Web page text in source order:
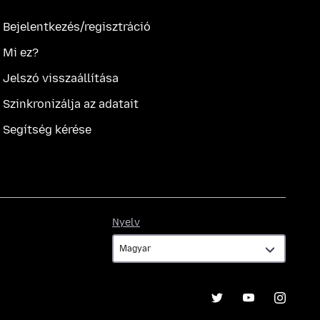
Bejelentkezés/regisztráció
Mi ez?
Jelszó visszaállítása
Szinkronizálja az adatait
Segítség kérése
Nyelv